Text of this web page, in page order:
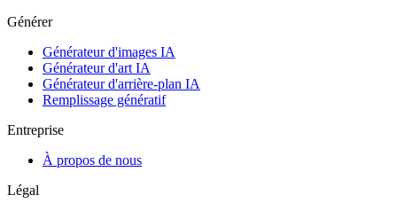
Générer
Générateur d'images IA
Générateur d'art IA
Générateur d'arrière-plan IA
Remplissage génératif
Entreprise
À propos de nous
Légal